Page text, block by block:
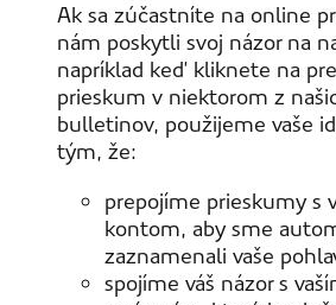
Ak sa zúčastníte na online
nám poskytli svoj názor na
napríklad keď kliknete na
prieskum v niektorom z
bulletinov, použijeme vaše
tým, že:
prepojíme prieskumy s
kontom, aby sme
zaznamenali vaše
spojíme váš názor s